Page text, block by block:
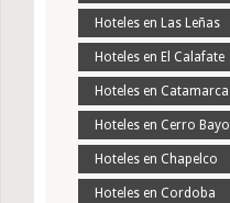
Hoteles en Las Leñas
Hoteles en El Calafate
Hoteles en Catamarca
Hoteles en Cerro Bayo
Hoteles en Chapelco
Hoteles en Cordoba